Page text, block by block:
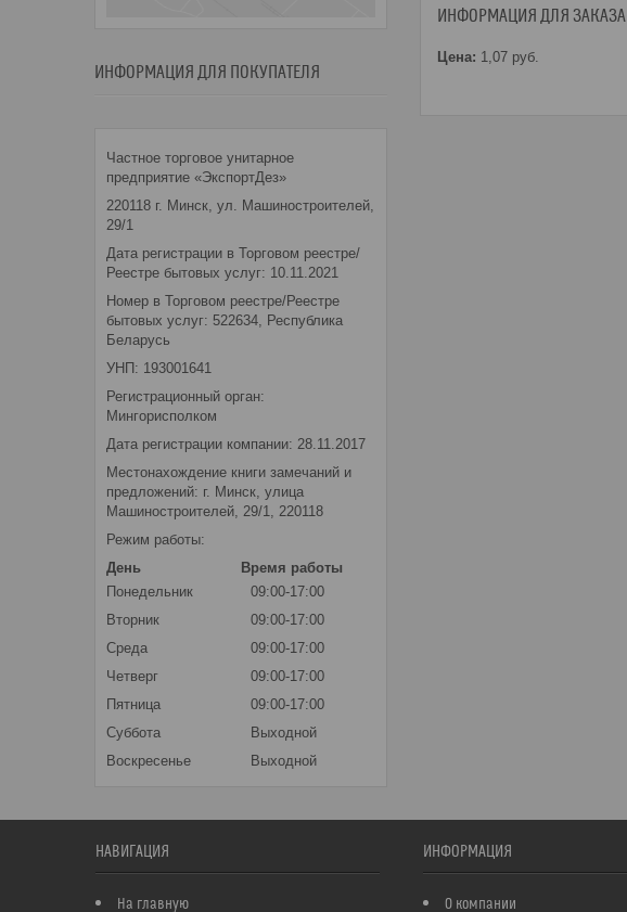
ИНФОРМАЦИЯ ДЛЯ ЗАКАЗА
Цена: 1,07 руб.
ИНФОРМАЦИЯ ДЛЯ ПОКУПАТЕЛЯ
Частное торговое унитарное
предприятие «ЭкспортДез»
220118 г. Минск, ул. Машиностроителей,
29/1
Дата регистрации в Торговом реестре/
Реестре бытовых услуг: 10.11.2021
Номер в Торговом реестре/Реестре
бытовых услуг: 522634, Республика
Беларусь
УНП: 193001641
Регистрационный орган:
Мингорисполком
Дата регистрации компании: 28.11.2017
Местонахождение книги замечаний и
предложений: г. Минск, улица
Машиностроителей, 29/1, 220118
Режим работы:
День
Время работы
Понедельник
09:00-17:00
Вторник
09:00-17:00
Среда
09:00-17:00
Четверг
09:00-17:00
Пятница
09:00-17:00
Суббота
Выходной
Воскресенье
Выходной
НАВИГАЦИЯ
На главную
ИНФОРМАЦИЯ
О компании